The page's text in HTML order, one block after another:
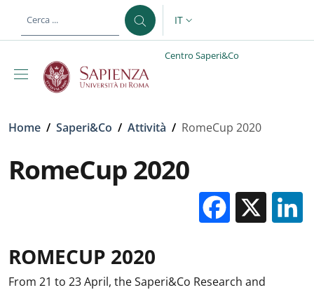
al contenuto principale
SELETTORE LINGUA:
IT
Centro Saperi&Co
Briciole di pane
Home / Saperi&Co / Attività / RomeCup 2020
RomeCup 2020
X
ROMECUP 2020
From 21 to 23 April, the Saperi&Co Research and